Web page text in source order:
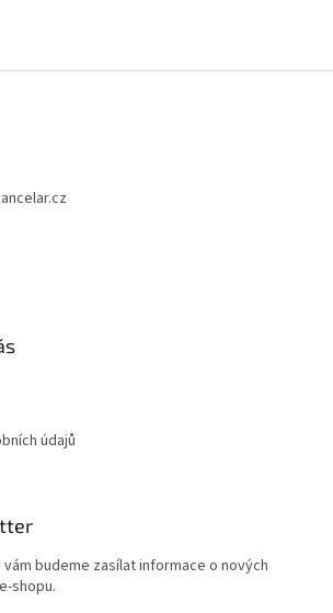
údajů
vám budeme zasílat informace o nových
shopu.